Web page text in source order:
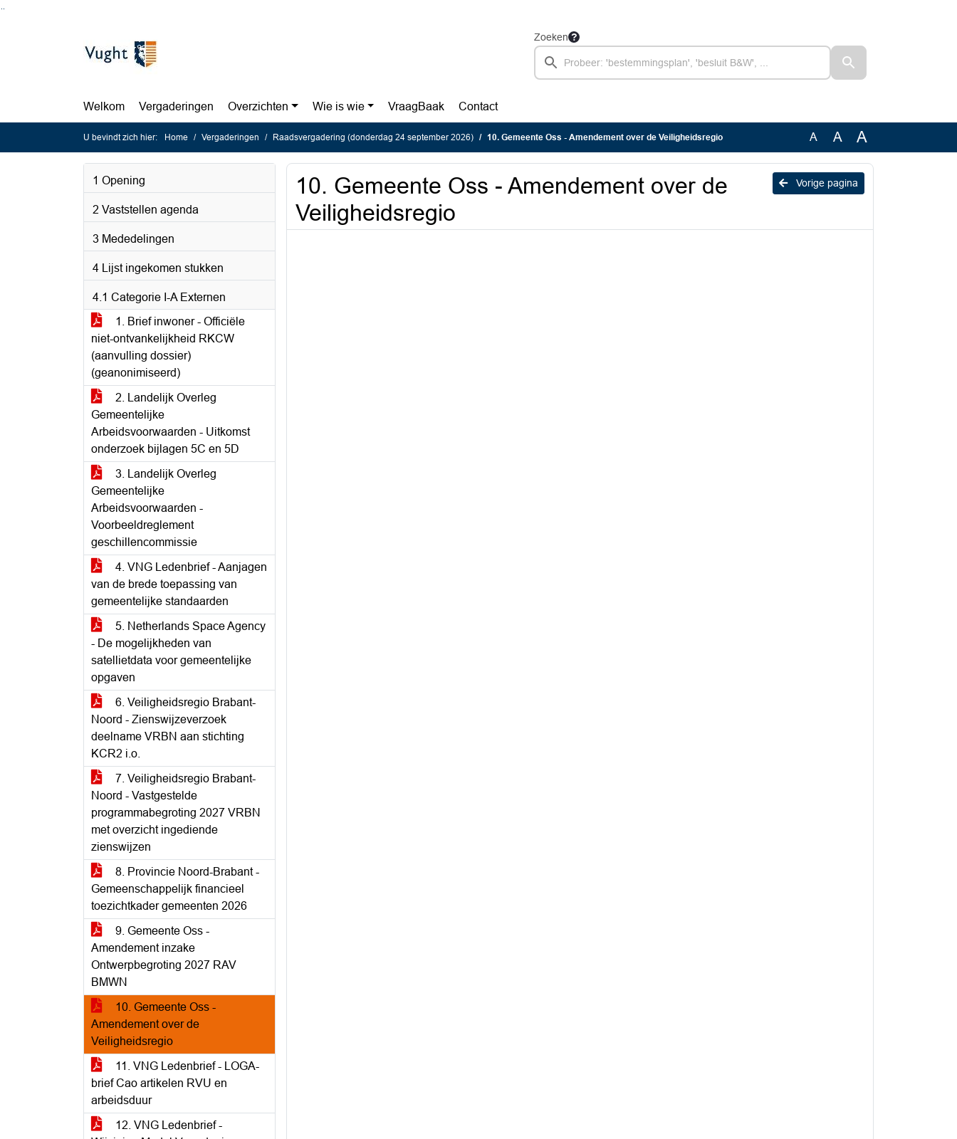
Zoeken
Welkom Vergaderingen Overzichten Wie is wie VraagBaak Contact
U bevindt zich hier: Home Vergaderingen Raadsvergadering (donderdag 24 september 2026) 10. Gemeente Oss - Amendement over de Veiligheidsregio A A A
1 Opening
2 Vaststellen agenda
3 Mededelingen
4 Lijst ingekomen stukken
4.1 Categorie I-A Externen
1. Brief inwoner - Officiële
niet-ontvankelijkheid RKCW
(aanvulling dossier)
(geanonimiseerd)
2. Landelijk Overleg
Gemeentelijke
Arbeidsvoorwaarden - Uitkomst
onderzoek bijlagen 5C en 5D
3. Landelijk Overleg
Gemeentelijke
Arbeidsvoorwaarden -
Voorbeeldreglement
geschillencommissie
4. VNG Ledenbrief - Aanjagen
van de brede toepassing van
gemeentelijke standaarden
5. Netherlands Space Agency
- De mogelijkheden van
satellietdata voor gemeentelijke
opgaven
6. Veiligheidsregio Brabant-
Noord - Zienswijzeverzoek
deelname VRBN aan stichting
KCR2 i.o.
7. Veiligheidsregio Brabant-
Noord - Vastgestelde
programmabegroting 2027 VRBN
met overzicht ingediende
zienswijzen
8. Provincie Noord-Brabant -
Gemeenschappelijk financieel
toezichtkader gemeenten 2026
9. Gemeente Oss -
Amendement inzake
Ontwerpbegroting 2027 RAV
BMWN
10. Gemeente Oss -
Amendement over de
Veiligheidsregio
11. VNG Ledenbrief - LOGA-
brief Cao artikelen RVU en
arbeidsduur
12. VNG Ledenbrief -
Vorige pagina
10. Gemeente Oss - Amendement over de
Veiligheidsregio